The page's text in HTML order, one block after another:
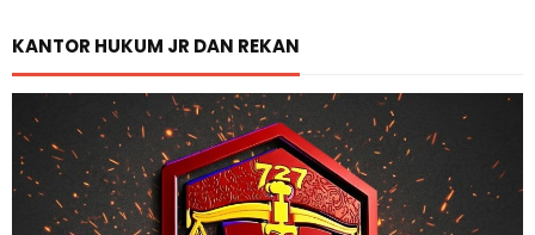
KANTOR HUKUM JR DAN REKAN